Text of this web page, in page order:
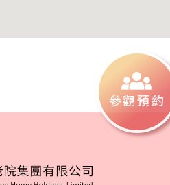
參觀預約